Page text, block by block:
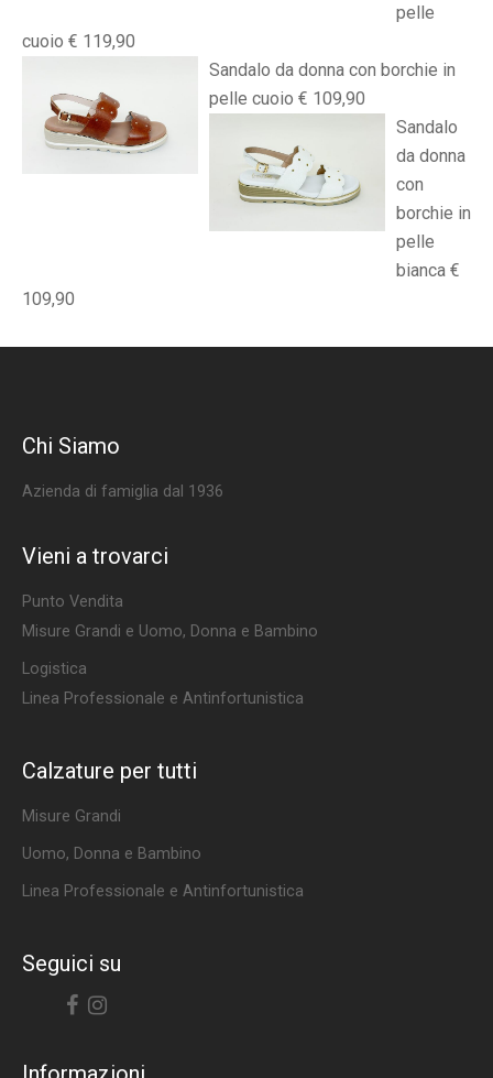
pelle
cuoio € 119,90
Sandalo da donna con borchie in
pelle cuoio € 109,90
Sandalo
da donna
con
borchie in
pelle
bianca €
109,90
Chi Siamo
Azienda di famiglia dal 1936
Vieni a trovarci
Punto Vendita
Misure Grandi e Uomo, Donna e Bambino
Logistica
Linea Professionale e Antinfortunistica
Calzature per tutti
Misure Grandi
Uomo, Donna e Bambino
Linea Professionale e Antinfortunistica
Seguici su